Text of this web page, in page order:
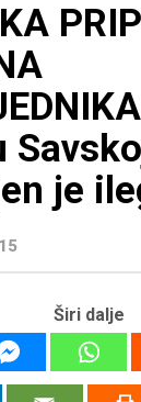
je
Širi dalje